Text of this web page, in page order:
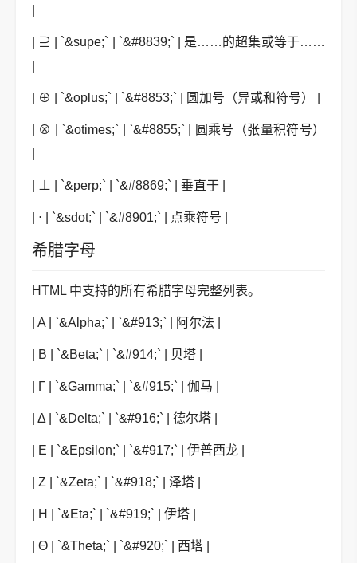
| ⊇ | `&supe;` | `&#8839;` | 是……的超集或等于……
| ⊕ | `&oplus;` | `&#8853;` | 圆加号（异或和符号） |
| ⊗ | `&otimes;` | `&#8855;` | 圆乘号（张量积符号）
| ⊥ | `&perp;` | `&#8869;` | 垂直于 |
| ⋅ | `&sdot;` | `&#8901;` | 点乘符号 |
希腊字母
HTML 中支持的所有希腊字母完整列表。
| Α | `&Alpha;` | `&#913;` | 阿尔法 |
| Β | `&Beta;` | `&#914;` | 贝塔 |
| Γ | `&Gamma;` | `&#915;` | 伽马 |
| Δ | `&Delta;` | `&#916;` | 德尔塔 |
| Ε | `&Epsilon;` | `&#917;` | 伊普西龙 |
| Ζ | `&Zeta;` | `&#918;` | 泽塔 |
| Η | `&Eta;` | `&#919;` | 伊塔 |
| Θ | `&Theta;` | `&#920;` | 西塔 |